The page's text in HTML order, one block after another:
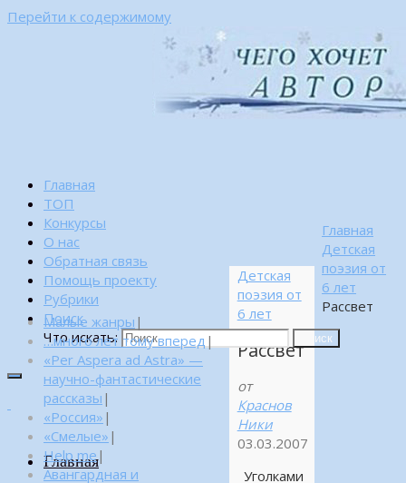
Перейти к содержимому
Главная
ТОП
Конкурсы
О нас
Обратная связь
Помощь проекту
Рубрики
Поиск
Что искать:
Поиск
Главная
Главная
Детская
поэзия от
6 лет
Рассвет
Детская
поэзия от
6 лет
Рассвет
от
Краснов
Ники
03.03.2007
Уголками
Малые жанры |
…много лет тому вперед |
«Per Aspera ad Astra» —
научно-фантастические
рассказы |
«Россия» |
«Смелые» |
Help me|
Авангардная и